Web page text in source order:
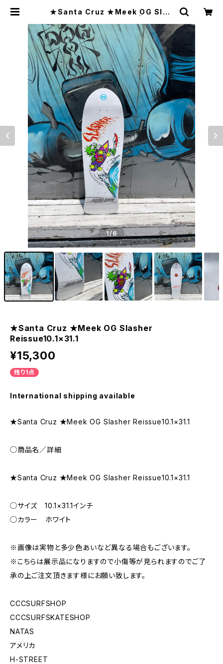
★Santa Cruz ★Meek OG Slas
RFSK8SHOP
1/6
★Santa Cruz ★Meek OG Slasher
Reissue10.1×31.1
¥15,300
残り1点
International shipping available
★Santa Cruz ★Meek OG Slasher Reissue10.1×31.1
◯商品名／詳細
★Santa Cruz ★Meek OG Slasher Reissue10.1×31.1
◯サイズ 10.1×31.1インチ
◯カラー ホワイト
※画像は実物と多少色あいなど異なる場合もございます。
※こちらは展示品になりますので小傷等が見られますのでご了
承の上ご注文頂きます様にお願い致します。
CCCSURFSHOP
CCCSURFSKATESHOP
NATAS
アメリカ
H-STREET